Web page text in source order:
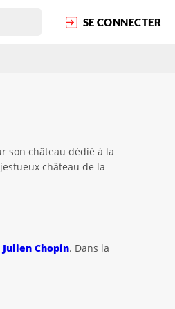
SE CONNECTER
son château dédié à la
château de la
Chopin. Dans la